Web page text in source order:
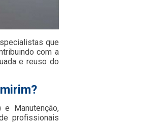
que
com a
e reuso do
Manutenção,
profissionais